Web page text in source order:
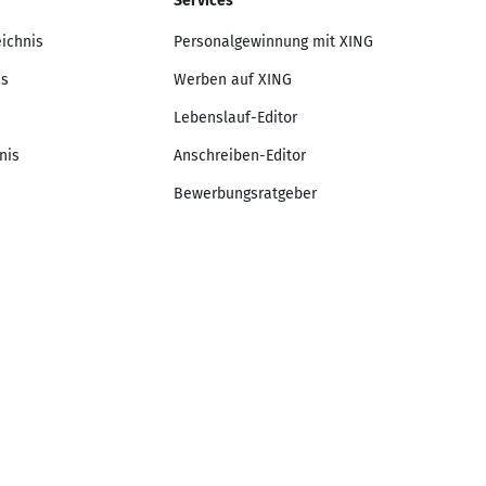
Personalgewinnung mit XING
Werben auf XING
Lebenslauf-Editor
Anschreiben-Editor
Bewerbungsratgeber